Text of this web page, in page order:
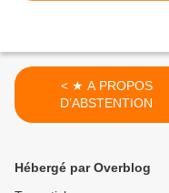
< ★ A PROPOS
D’ABSTENTION
Hébergé par Overblog